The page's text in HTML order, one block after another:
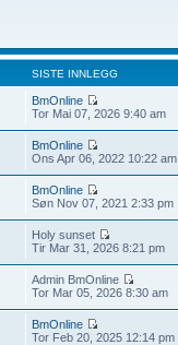
SISTE INNLEGG
BmOnline
Tor Mai 07, 2026 9:40 am
BmOnline
Ons Apr 06, 2022 10:22 am
BmOnline
Søn Nov 07, 2021 2:33 pm
Holy sunset
Tir Mar 31, 2026 8:21 pm
Admin BmOnline
Tor Mar 05, 2026 8:30 am
BmOnline
Tor Feb 20, 2025 12:14 pm